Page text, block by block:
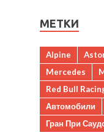
МЕТКИ
Alpine
Mercedes
Red Bull
Автомобили
Гран При